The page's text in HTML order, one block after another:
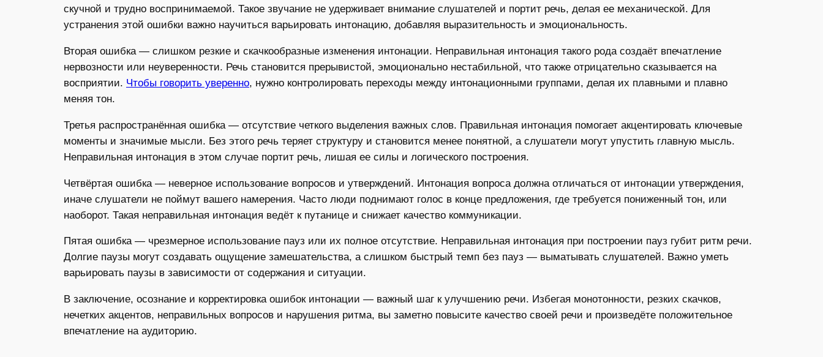
скучной и трудно воспринимаемой. Такое звучание не удерживает внимание слушателей и портит речь, делая ее механической. Для
устранения этой ошибки важно научиться варьировать интонацию, добавляя выразительность и эмоциональность.
Вторая ошибка — слишком резкие и скачкообразные изменения интонации. Неправильная интонация такого рода создаёт впечатление
нервозности или неуверенности. Речь становится прерывистой, эмоционально нестабильной, что также отрицательно сказывается на
восприятии. Чтобы говорить уверенно, нужно контролировать переходы между интонационными группами, делая их плавными и плавно
меняя тон.
Третья распространённая ошибка — отсутствие четкого выделения важных слов. Правильная интонация помогает акцентировать ключевые
моменты и значимые мысли. Без этого речь теряет структуру и становится менее понятной, а слушатели могут упустить главную мысль.
Неправильная интонация в этом случае портит речь, лишая ее силы и логического построения.
Четвёртая ошибка — неверное использование вопросов и утверждений. Интонация вопроса должна отличаться от интонации утверждения,
иначе слушатели не поймут вашего намерения. Часто люди поднимают голос в конце предложения, где требуется пониженный тон, или
наоборот. Такая неправильная интонация ведёт к путанице и снижает качество коммуникации.
Пятая ошибка — чрезмерное использование пауз или их полное отсутствие. Неправильная интонация при построении пауз губит ритм речи.
Долгие паузы могут создавать ощущение замешательства, а слишком быстрый темп без пауз — выматывать слушателей. Важно уметь
варьировать паузы в зависимости от содержания и ситуации.
В заключение, осознание и корректировка ошибок интонации — важный шаг к улучшению речи. Избегая монотонности, резких скачков,
нечетких акцентов, неправильных вопросов и нарушения ритма, вы заметно повысите качество своей речи и произведёте положительное
впечатление на аудиторию.